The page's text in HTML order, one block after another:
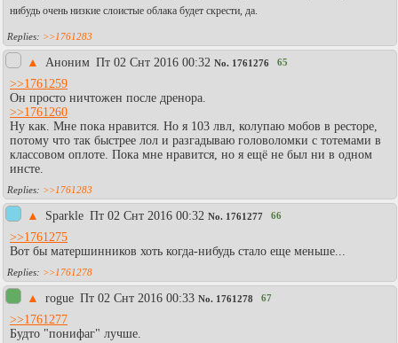
нибудь очень низкие слоистые облака будет скрести, да.
>>1761283
▲ Аноним Пт 02 Снт 2016 00:32 No. 1761276 65
>>1761259
Он просто ничтожен после дренора.
>>1761260
Ну как. Мне пока нравится. Но я 103 лвл, колупаю мобов в ресторе,
потому что так быстрее лол и разгадываю головоломки с тотемами в
классовом оплоте. Пока мне нравится, но я ещё не был ни в одном
инсте.
>>1761283
▲ Sparkle Пт 02 Снт 2016 00:32 No. 1761277 66
>>1761275
Вот бы матершинников хоть когда-нибудь стало еще меньше...
>>1761278
▲ rogue Пт 02 Снт 2016 00:33 No. 1761278 67
>>1761277
Будто "понифаг" лучше.